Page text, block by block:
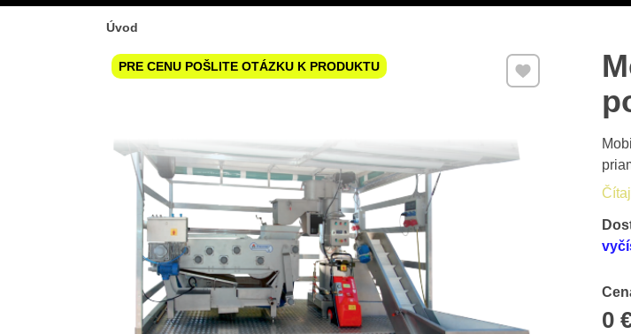
Úvod
Pridať k Obľúbeným
PRE CENU POŠLITE OTÁZKU K PRODUKTU
0